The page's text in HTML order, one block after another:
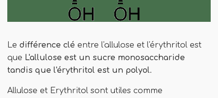
Le différence clé entre l'allulose et l'érythritol est
que L'allulose est un sucre monosaccharide
tandis que l'érythritol est un polyol.
Allulose et Erythritol sont utiles comme